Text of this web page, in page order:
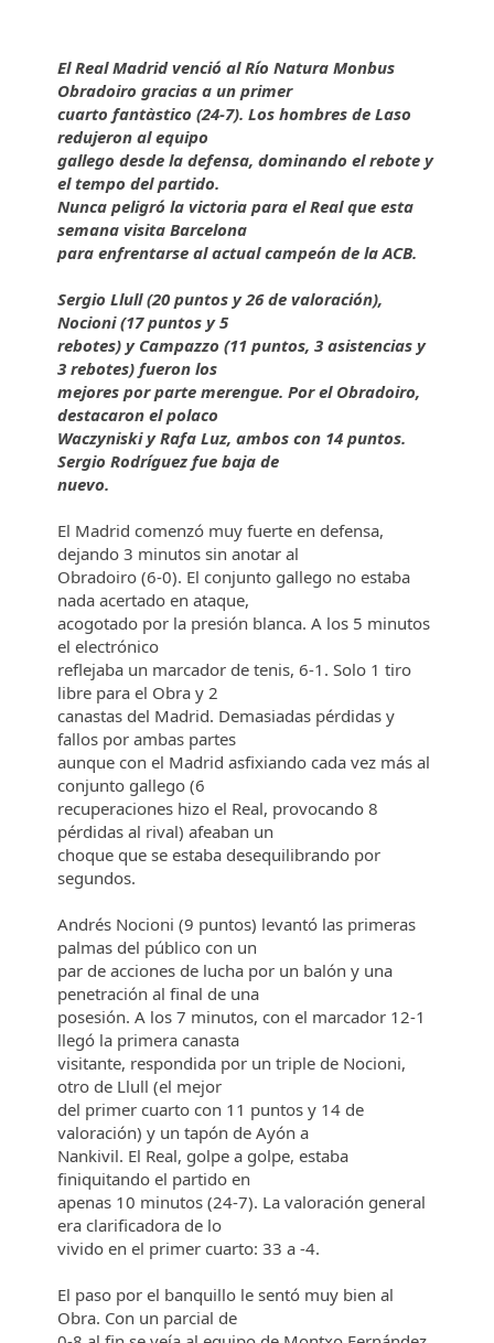
El Real Madrid venció al Río Natura Monbus
Obradoiro gracias a un primer
cuarto fantàstico (24-7). Los hombres de Laso
redujeron al equipo
gallego desde la defensa, dominando el rebote y
el tempo del partido.
Nunca peligró la victoria para el Real que esta
semana visita Barcelona
para enfrentarse al actual campeón de la ACB.
Sergio Llull (20 puntos y 26 de valoración),
Nocioni (17 puntos y 5
rebotes) y Campazzo (11 puntos, 3 asistencias y
3 rebotes) fueron los
mejores por parte merengue. Por el Obradoiro,
destacaron el polaco
Waczyniski y Rafa Luz, ambos con 14 puntos.
Sergio Rodríguez fue baja de
nuevo.
El Madrid comenzó muy fuerte en defensa,
dejando 3 minutos sin anotar al
Obradoiro (6-0). El conjunto gallego no estaba
nada acertado en ataque,
acogotado por la presión blanca. A los 5 minutos
el electrónico
reflejaba un marcador de tenis, 6-1. Solo 1 tiro
libre para el Obra y 2
canastas del Madrid. Demasiadas pérdidas y
fallos por ambas partes
aunque con el Madrid asfixiando cada vez más al
conjunto gallego (6
recuperaciones hizo el Real, provocando 8
pérdidas al rival) afeaban un
choque que se estaba desequilibrando por
segundos.
Andrés Nocioni (9 puntos) levantó las primeras
palmas del público con un
par de acciones de lucha por un balón y una
penetración al final de una
posesión. A los 7 minutos, con el marcador 12-1
llegó la primera canasta
visitante, respondida por un triple de Nocioni,
otro de Llull (el mejor
del primer cuarto con 11 puntos y 14 de
valoración) y un tapón de Ayón a
Nankivil. El Real, golpe a golpe, estaba
finiquitando el partido en
apenas 10 minutos (24-7). La valoración general
era clarificadora de lo
vivido en el primer cuarto: 33 a -4.
El paso por el banquillo le sentó muy bien al
Obra. Con un parcial de